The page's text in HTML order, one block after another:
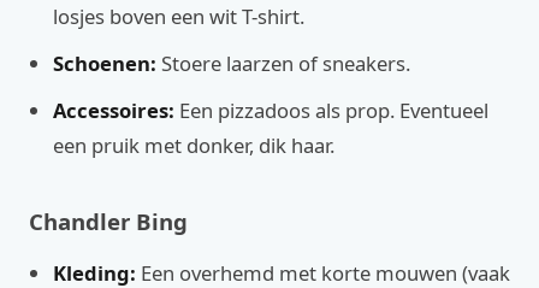
losjes boven een wit T-shirt.
Schoenen: Stoere laarzen of sneakers.
Accessoires: Een pizzadoos als prop. Eventueel
een pruik met donker, dik haar.
Chandler Bing
Kleding: Een overhemd met korte mouwen (vaak